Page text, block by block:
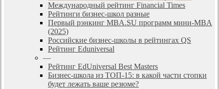
Международный рейтинг Financial Times
Рейтинги бизнес-школ разные
Первый рэнкинг MBA.SU программ мини-MBA
(2025)
Российские бизнес-школы в рейтингах QS
Рейтинг Eduniversal
—
Рейтинг EdUniversal Best Masters
Бизнес-школа из ТОП-15: в какой части стопки
будет лежать ваше резюме?